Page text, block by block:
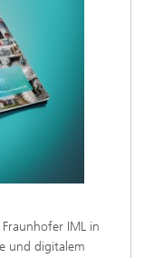
IML in
und digitalem